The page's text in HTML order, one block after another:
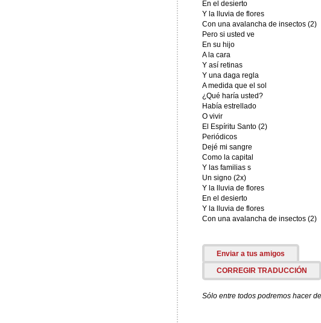
En el desierto
Y la lluvia de flores
Con una avalancha de insectos (2)
Pero si usted ve
En su hijo
A la cara
Y así retinas
Y una daga regla
A medida que el sol
¿Qué haría usted?
Había estrellado
O vivir
El Espíritu Santo (2)
Periódicos
Dejé mi sangre
Como la capital
Y las familias s
Un signo (2x)
Y la lluvia de flores
En el desierto
Y la lluvia de flores
Con una avalancha de insectos (2)
Enviar a tus amigos
CORREGIR TRADUCCIÓN
Sólo entre todos podremos hacer